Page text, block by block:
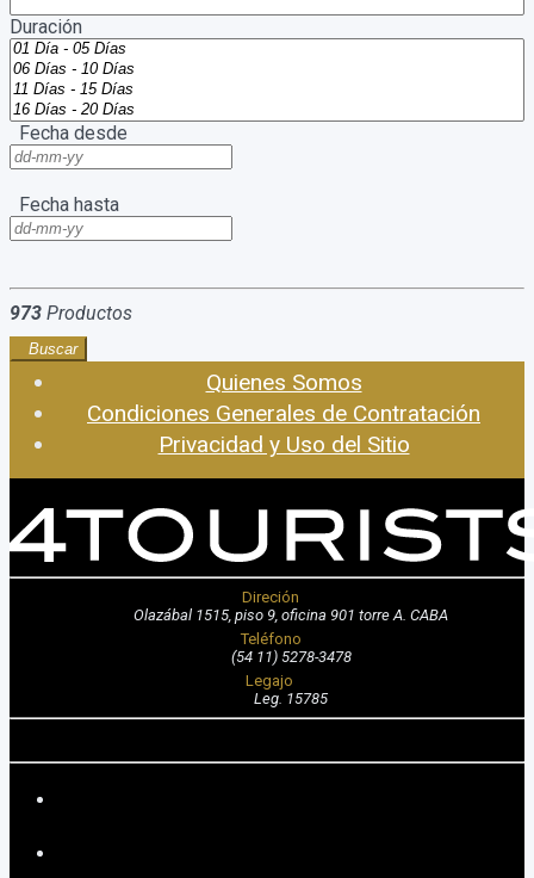
Duración
Fecha desde
Fecha hasta
973 Productos
Buscar
Quienes Somos
Condiciones Generales de Contratación
Privacidad y Uso del Sitio
Direción
Olazábal 1515, piso 9, oficina 901 torre A. CABA
Teléfono
(54 11) 5278-3478
Legajo
Leg. 15785